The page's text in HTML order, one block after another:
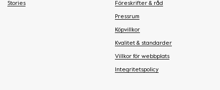
Stories Föreskrifter & råd
Pressrum
Köpvillkor
Kvalitet & standarder
Villkor för webbplats
Integritetspolicy